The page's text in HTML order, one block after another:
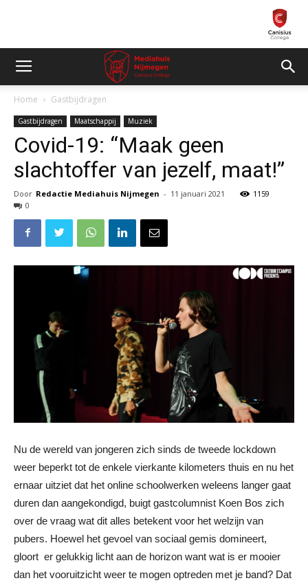
Home Gastbijdragen
Gastbijdragen Maatschappij Muziek
Covid-19: “Maak geen
slachtoffer van jezelf, maat!”
Door Redactie Mediahuis Nijmegen - 11 januari 2021
1159
0
Nu de wereld van jongeren zich sinds de tweede lockdown
weer beperkt tot de enkele vierkante kilometers thuis en nu het
ernaar uitziet dat het online schoolwerken weleens langer gaat
duren dan aangekondigd, buigt gastcolumnist Koen Bos zich
over de vraag wat dit alles betekent voor het welzijn van
pubers. Hoewel het gevoel van sociaal gemis domineert,
gloort er gelukkig licht aan de horizon want wat is er mooier
dan het vooruitzicht weer te mogen optreden met je band? Dat